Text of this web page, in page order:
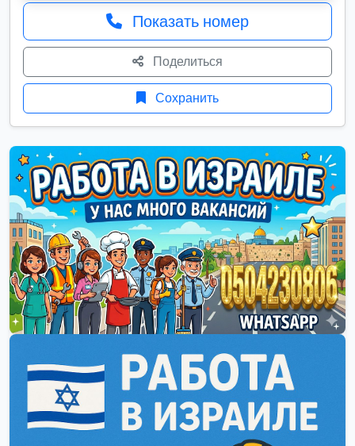
Показать номер
Поделиться
Сохранить